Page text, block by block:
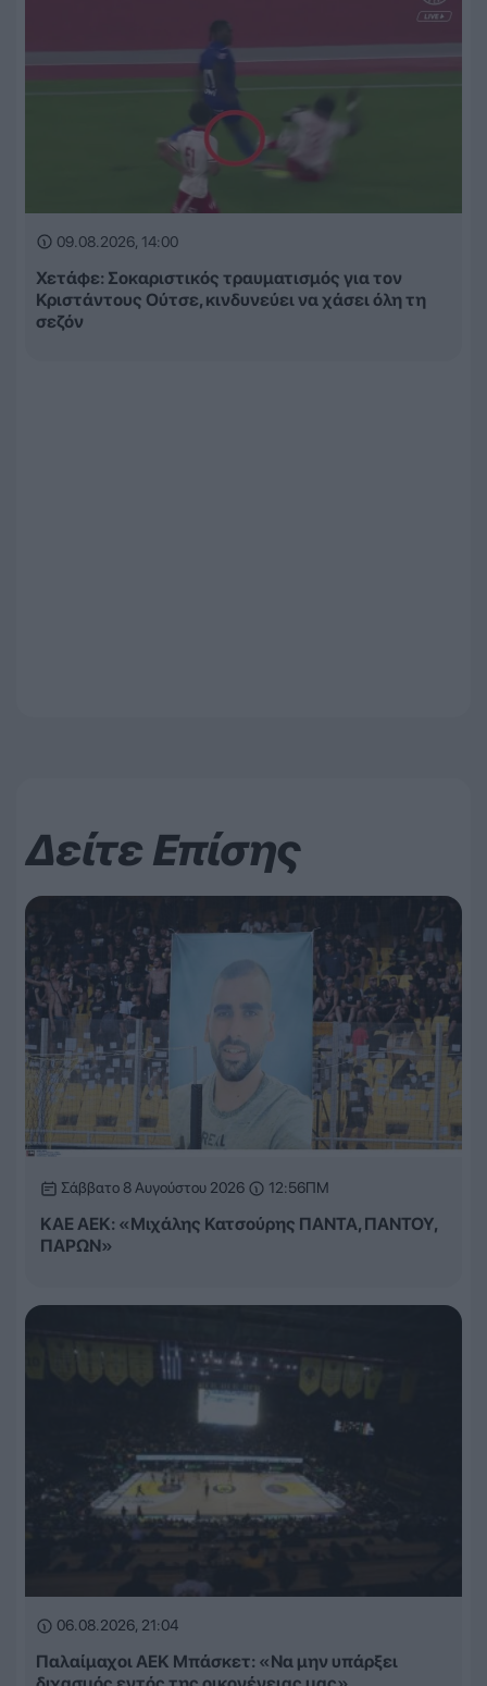
09.08.2026, 14:00
Χετάφε: Σοκαριστικός τραυματισμός για τον
Κριστάντους Ούτσε, κινδυνεύει να χάσει όλη τη
σεζόν
Δείτε Επίσης
Σάββατο 8 Αυγούστου 2026 12:56ΠΜ
ΚΑΕ ΑΕΚ: «Μιχάλης Κατσούρης ΠΑΝΤΑ, ΠΑΝΤΟΥ,
ΠΑΡΩΝ»
06.08.2026, 21:04
Παλαίμαχοι ΑΕΚ Μπάσκετ: «Να μην υπάρξει